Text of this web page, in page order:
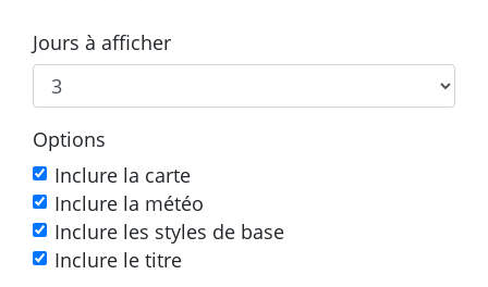
Jours à afficher
Options
Inclure la carte
Inclure la météo
Inclure les styles de base
Inclure le titre